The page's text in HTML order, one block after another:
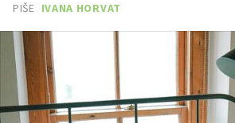
PIŠE IVANA HORVAT